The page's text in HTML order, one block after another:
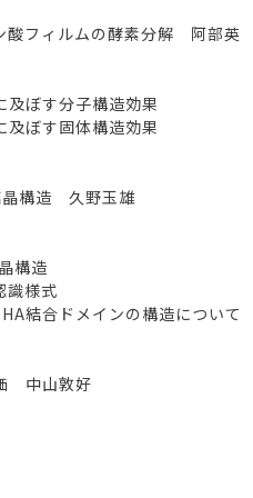
フィルムの酵素分解 阿部英
ぼす分子構造効果
ぼす固体構造効果
構造 久野玉雄
構造
様式
結合ドメインの構造について
中山敦好